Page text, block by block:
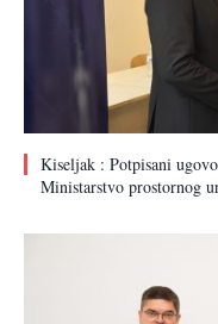
Kiseljak : Potpisani
Ministarstvo prostornog